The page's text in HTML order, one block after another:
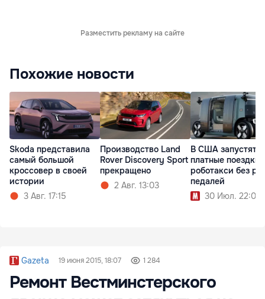
Разместить рекламу на сайте
Похожие новости
Skoda представила
самый большой
кроссовер в своей
истории
3 Авг. 17:15
Производство Land
Rover Discovery Sport
прекращено
2 Авг. 13:03
В США запустят
платные поездки
роботакси без
педалей
30 Июл. 22:00
Gazeta 19 июня 2015, 18:07 1 284
Ремонт Вестминстерского